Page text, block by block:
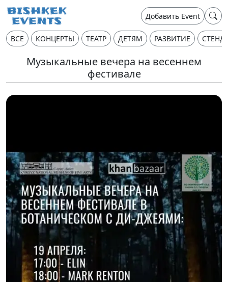
Добавить Event
ВСЕ КОНЦЕРТЫ ТЕАТР ДЕТЯМ РАЗВИТИЕ
Музыкальные вечера на весеннем
фестивале